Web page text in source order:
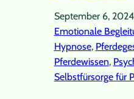
September 6, 2024
Emotionale
Hypnose,
Pferdewissen,
Selbstfürsorge für